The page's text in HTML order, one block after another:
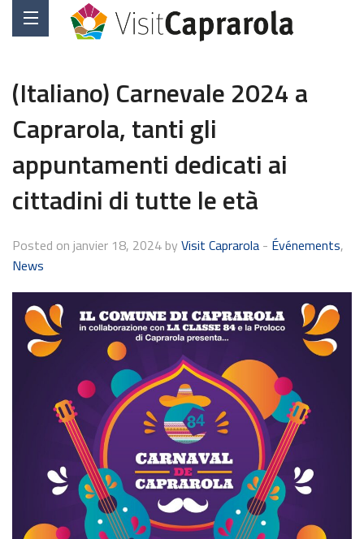
(Italiano) Carnevale 2024 a
Caprarola, tanti gli
appuntamenti dedicati ai
cittadini di tutte le età
Posted on janvier 18, 2024 by Visit Caprarola - Événements,
News